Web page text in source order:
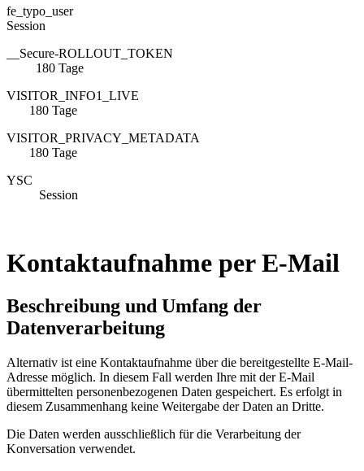
Session
__Secure-ROLLOUT_TOKEN
180 Tage
VISITOR_INFO1_LIVE
180 Tage
180 Tage
YSC
Session
Kontaktaufnahme per E-Mail
Beschreibung und Umfang der
Datenverarbeitung
Alternativ ist eine Kontaktaufnahme über die bereitgestellte E-Mail-
Adresse möglich. In diesem Fall werden Ihre mit der E-Mail
übermittelten personenbezogenen Daten gespeichert. Es erfolgt in
diesem Zusammenhang keine Weitergabe der Daten an Dritte.
Die Daten werden ausschließlich für die Verarbeitung der
Konversation verwendet.